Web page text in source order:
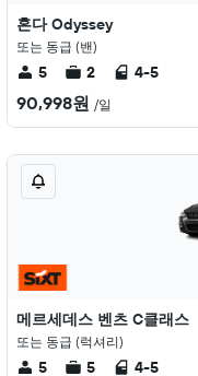
혼다 Odyssey
또는 동급 (밴)
5 2 4-5
90,998원 /일
메르세데스 벤츠 C클래스
또는 동급 (럭셔리)
5 5 4-5